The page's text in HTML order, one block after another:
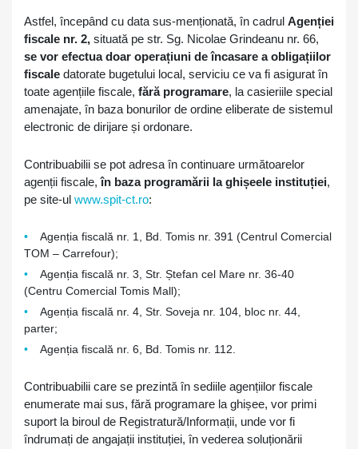
Astfel, începând cu data sus-menționată, în cadrul Agenției
fiscale nr. 2, situată pe str. Sg. Nicolae Grindeanu nr. 66,
se vor efectua doar operațiuni de încasare a obligațiilor
fiscale datorate bugetului local, serviciu ce va fi asigurat în
toate agențiile fiscale, fără programare, la casieriile special
amenajate, în baza bonurilor de ordine eliberate de sistemul
electronic de dirijare și ordonare.
Contribuabilii se pot adresa în continuare următoarelor
agenții fiscale,în baza programării la ghișeele instituției,
pe site-ul www.spit-ct.ro:
Agenția fiscală nr. 1, Bd. Tomis nr. 391 (Centrul Comercial
TOM – Carrefour);
Agenția fiscală nr. 3, Str. Ștefan cel Mare nr. 36-40
(Centru Comercial Tomis Mall);
Agenția fiscală nr. 4, Str. Soveja nr. 104, bloc nr. 44,
parter;
Agenția fiscală nr. 6, Bd. Tomis nr. 112.
Contribuabilii care se prezintă în sediile agențiilor fiscale
enumerate mai sus, fără programare la ghișee, vor primi
suport la biroul de Registratură/Informații, unde vor fi
îndrumați de angajații instituției, în vederea soluționării